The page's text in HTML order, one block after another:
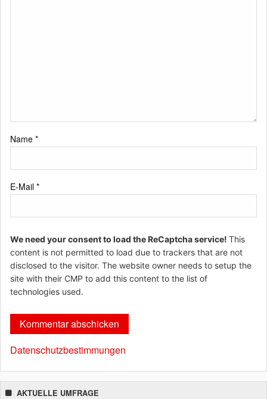
Name *
E-Mail *
We need your consent to load the ReCaptcha service! This
content is not permitted to load due to trackers that are not
disclosed to the visitor. The website owner needs to setup the
site with their CMP to add this content to the list of
technologies used.
Datenschutzbestimmungen
AKTUELLE UMFRAGE